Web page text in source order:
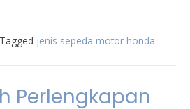
Tagged jenis sepeda motor honda
Perlengkapan